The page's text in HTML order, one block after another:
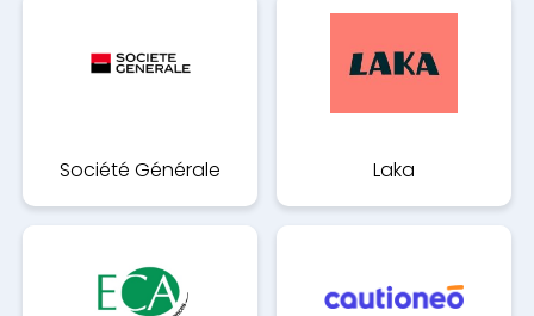
Société Générale Laka